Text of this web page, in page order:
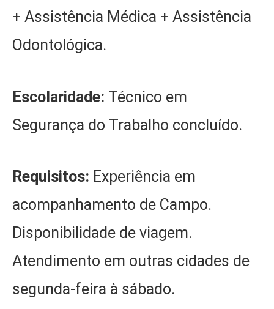
+ Assistência Médica + Assistência
Odontológica.
Escolaridade: Técnico em
Segurança do Trabalho concluído.
Requisitos: Experiência em
acompanhamento de Campo.
Disponibilidade de viagem.
Atendimento em outras cidades de
segunda-feira à sábado.